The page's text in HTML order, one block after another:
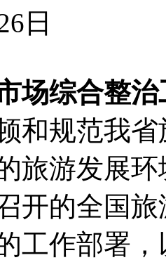
日
场综合整
和规范我
旅游发展
开的全国
工作部署